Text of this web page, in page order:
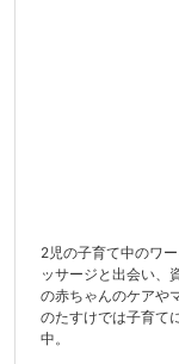
2児の子育て中のワ
ッサージと出会い、
の赤ちゃんのケアや
のたすけでは子育て
中。